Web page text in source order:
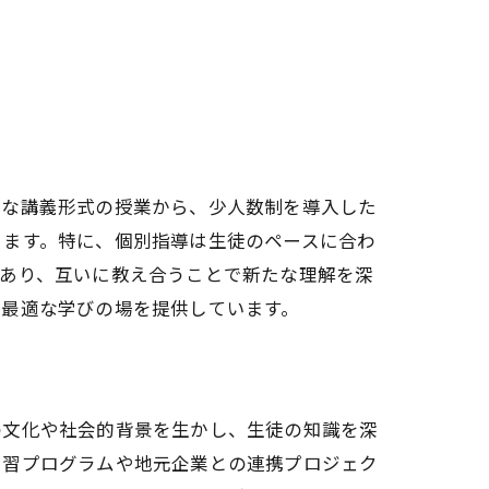
講義形式の授業から、少人数制を導入した
す。特に、個別指導は生徒のペースに合わ
り、互いに教え合うことで新たな理解を深
な学びの場を提供しています。
化や社会的背景を生かし、生徒の知識を深
プログラムや地元企業との連携プロジェク